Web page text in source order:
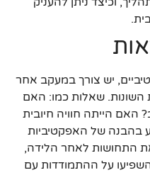
יש צורך במעקב אחר
שאלות כמו: האם
הייתה חוויה חיובית
בהבנה של האפקטיביות
התחושות לאחר הלידה,
על ההתמודדות עם